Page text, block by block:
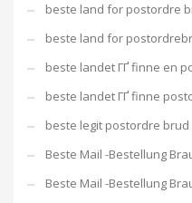
beste land for postordre
beste land for
beste landet ГҐ finne en
beste landet ГҐ finne
beste legit postordre
Beste Mail -Bestellung
Beste Mail -Bestellung